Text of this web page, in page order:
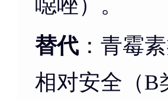
噁唑）。
替代：青霉
相对安全（B